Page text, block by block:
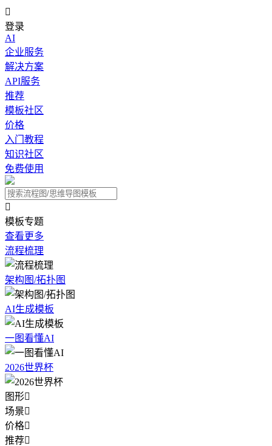

登录
AI
企业服务
解决方案
API服务
推荐
模板社区
价格
入门教程
知识社区
免费使用

模板专题
查看更多
流程梳理
架构图/拓扑图
AI生成模板
一图看懂AI
2026世界杯
图形
场景
价格
推荐